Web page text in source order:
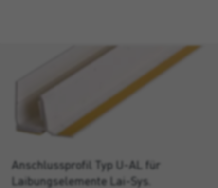
Anschlussprofil Typ U-AL für
Laibungselemente Lai-Sys.